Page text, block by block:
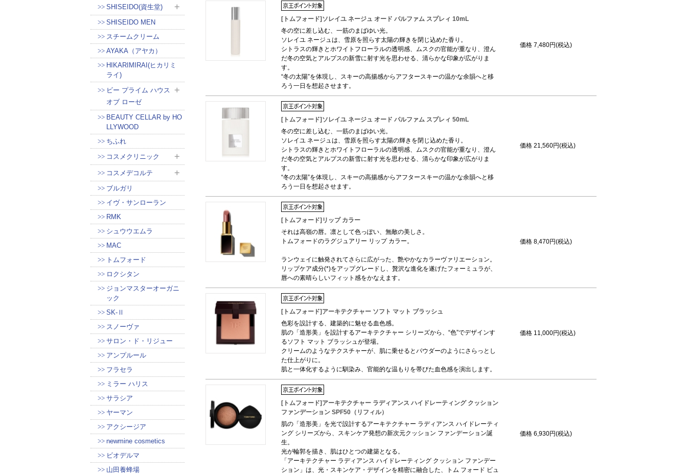
SHISEIDO(資生堂)
SHISEIDO MEN
スチームクリーム
AYAKA（アヤカ）
HIKARIMIRAI(ヒカリミ
ライ)
ビー プライム ハウス
オブ ローゼ
BEAUTY CELLAR by HO
LLYWOOD
ちふれ
コスメクリニック
コスメデコルテ
ブルガリ
イヴ・サンローラン
RMK
シュウウエムラ
MAC
トムフォード
ロクシタン
ジョンマスターオーガニ
ック
SK-Ⅱ
スノーヴァ
サロン・ド・リジュー
アンプルール
フラセラ
ミラー ハリス
サラシア
ヤーマン
アクシージア
newmine cosmetics
ビオデルマ
山田養蜂場
[トムフォード]ソレイユ ネージュ オード パルファム スプレィ 10mL
冬の空に差し込む、一筋のまばゆい光。
ソレイユ ネージュは、雪原を照らす太陽の輝きを閉じ込めた香り。
シトラスの輝きとホワイトフローラルの透明感、ムスクの官能が重なり、澄ん
だ冬の空気とアルプスの新雪に射す光を思わせる、清らかな印象が広がりま
す。
“冬の太陽”を体現し、スキーの高揚感からアフタースキーの温かな余韻へと移
ろう一日を想起させます。
価格 7,480円(税込)
[トムフォード]ソレイユ ネージュ オード パルファム スプレィ 50mL
冬の空に差し込む、一筋のまばゆい光。
ソレイユ ネージュは、雪原を照らす太陽の輝きを閉じ込めた香り。
シトラスの輝きとホワイトフローラルの透明感、ムスクの官能が重なり、澄ん
だ冬の空気とアルプスの新雪に射す光を思わせる、清らかな印象が広がりま
す。
“冬の太陽”を体現し、スキーの高揚感からアフタースキーの温かな余韻へと移
ろう一日を想起させます。
価格 21,560円(税込)
[トムフォード]リップ カラー
それは高嶺の唇。凛として色っぽい、無敵の美しさ。
トムフォードのラグジュアリー リップ カラー。
ランウェイに触発されてさらに広がった、艶やかなカラーヴァリエーション。
リップケア成分(*)をアップグレードし、贅沢な進化を遂げたフォーミュラが、
唇への素晴らしいフィット感をかなえます。
価格 8,470円(税込)
[トムフォード]アーキテクチャー ソフト マット ブラッシュ
色彩を設計する、建築的に魅せる血色感。
肌の「造形美」を設計するアーキテクチャー シリーズから、“色”でデザインす
るソフト マット ブラッシュが登場。
クリームのようなテクスチャーが、肌に乗せるとパウダーのようにさらっとし
た仕上がりに。
肌と一体化するように馴染み、官能的な温もりを帯びた血色感を演出します。
価格 11,000円(税込)
[トムフォード]アーキテクチャー ラディアンス ハイドレーティング クッション
ファンデーション SPF50（リフィル）
肌の「造形美」を光で設計するアーキテクチャー ラディアンス ハイドレーティ
ング シリーズから、スキンケア発想の新次元クッション ファンデーション誕
生。
光が輪郭を描き、肌はひとつの建築となる。
「アーキテクチャー ラディアンス ハイドレーティング クッション ファンデー
ション」は、光・スキンケア・デザインを精密に融合した、トム フォード ビュ
価格 6,930円(税込)